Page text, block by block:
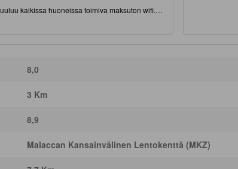
kaikissa huoneissa toimiva maksuton wifi.
Tämä 3.0 tähden majoituspaikka tarjoaa
8,0
3 Km
8,9
Malaccan Kansainvälinen Lentokenttä (MKZ)